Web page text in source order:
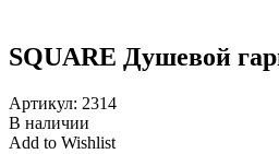
SQUARE Душевой
Артикул: 2314
В наличии
Add to Wishlist